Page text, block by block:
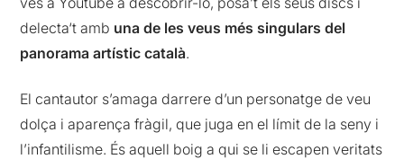
delecta‘t amb una de les veus més singulars del
panorama artístic català.
El cantautor s’amaga darrere d’un personatge de veu
dolça i aparença fràgil, que juga en el límit de la seny i
l’infantilisme. És aquell boig a qui se li escapen veritats